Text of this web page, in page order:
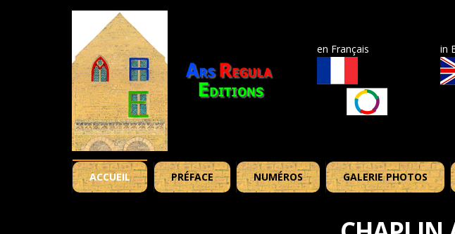
in
en Français
ACCUEIL PRÉFACE NUMÉROS GALERIE PHOTOS